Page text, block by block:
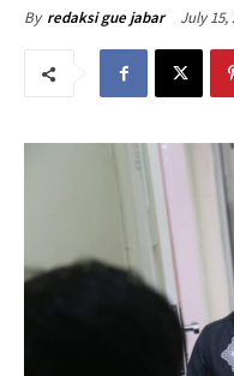
By redaksi gue jabar July 15,